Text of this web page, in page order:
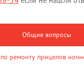
Общие вопросы
ремонту прицелов